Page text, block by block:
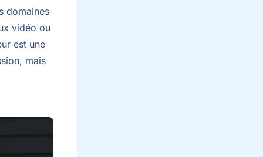
domaines
vidéo ou
est une
mais